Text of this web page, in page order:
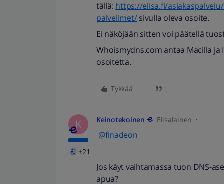
tällä: https://elisa.fi/
palvelimet/sivulla oleva osoite.
Ei näköjään sitten voi päätellä
Whoismydns.com antaa Macilla
osoitetta.
Tykkää
K
+21
Keinotekoinen Elisalainen
@finadeon
Jos käyt vaihtamassa tuon DNS-
apua?